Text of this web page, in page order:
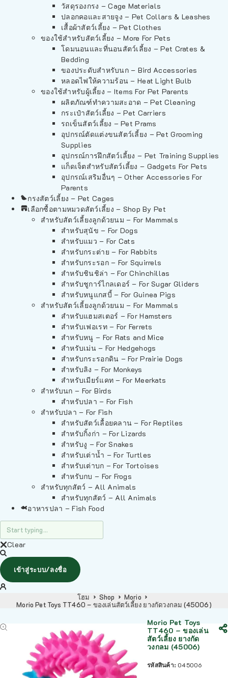
วัสดุรองกรง – Cage Materials
ปลอกคอและสายจูง – Pet Collars & Leashes
เสื้อผ้าสัตว์เลี้ยง – Pet Clothes
ของใช้สำหรับสัตว์เลี้ยง – More For Pets
โดมนอนและที่นอนสัตว์เลี้ยง – Pet Crates &
Bedding
ของประดับสำหรับนก – Bird Accessories
หลอดไฟให้ความร้อน – Heat Light Bulb
ของใช้สำหรับผู้เลี้ยง – Items For Pet Parents
ผลิตภัณฑ์ทำความสะอาด – Pet Cleaning
กระเป๋าสัตว์เลี้ยง – Pet Carriers
รถเข็นสัตว์เลี้ยง – Pet Prams
อุปกรณ์ตัดแต่งขนสัตว์เลี้ยง – Pet Grooming
Supplies
อุปกรณ์การฝึกสัตว์เลี้ยง – Pet Training Supplies
แก็ดเจ็ตสำหรับสัตว์เลี้ยง – Gadgets For Pets
อุปกรณ์เสริมอื่นๆ – Other Accessories For
Parents
กรงสัตว์เลี้ยง – Pet Cages
เลือกซื้อตามหมวดสัตว์เลี้ยง – Shop By Pet
สำหรับสัตว์เลี้ยงลูกด้วยนม – For Mammals
สำหรับสุนัข – For Dogs
สำหรับแมว – For Cats
สำหรับกระต่าย – For Rabbits
สำหรับกระรอก – For Squirrels
สำหรับชินชิล่า – For Chinchillas
สำหรับชูการ์ไกลเดอร์ – For Sugar Gliders
สำหรับหนูแกสบี้ – For Guinea Pigs
สำหรับสัตว์เลี้ยงลูกด้วยนม – For Mammals
สำหรับแฮมสเตอร์ – For Hamsters
สำหรับเฟอเรท – For Ferrets
สำหรับหนู – For Rats and Mice
สำหรับเม่น – For Hedgehogs
สำหรับกระรอกดิน – For Prairie Dogs
สำหรับลิง – For Monkeys
สำหรับเมียร์แคท – For Meerkats
สำหรับนก – For Birds
สำหรับปลา – For Fish
สำหรับปลา – For Fish
สำหรับสัตว์เลื้อยคลาน – For Reptiles
สำหรับกิ้งก่า – For Lizards
สำหรับงู – For Snakes
สำหรับเต่าน้ำ – For Turtles
สำหรับเต่าบก – For Tortoises
สำหรับกบ – For Frogs
สำหรับทุกสัตว์ – All Animals
สำหรับทุกสัตว์ – All Animals
อาหารปลา – Fish Food
Clear
เข้าสู่ระบบ/ลงชื่อ
โฮม Shop
Morio
Morio Pet Toys TT460 – ของเล่นสัตว์เลี้ยง ยางกัดวงกลม (45006)
Morio Pet Toys
TT460 – ของเล่น
สัตว์เลี้ยง ยางกัด
วงกลม (45006)
รหัสสินค้า: 045006